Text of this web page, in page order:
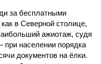
за бесплатными
в Северной столице,
ажиотаж, судя
при населении порядка
документов на ёлки.